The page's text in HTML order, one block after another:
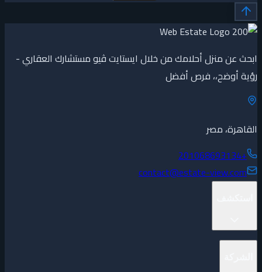
ابحث عن منزل أحلامك من خلال ايستايت ڤيو مستشارك العقاري -
رؤية أوضح،، فرص أفضل
القاهرة، مصر
+201068693134
contact@estate-view.com